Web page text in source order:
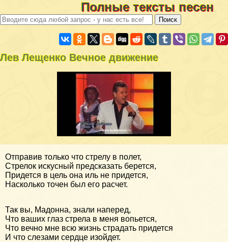
Полные тексты песен
Лев Лещенко Вечное движение
Отправив только что стрелу в полет,
Стрелок искусный предсказать берется,
Придется в цель она иль не придется,
Насколько точен был его расчет.
Так вы, Мадонна, знали наперед,
Что ваших глаз стрела в меня вопьется,
Что вечно мне всю жизнь страдать придется
И что слезами сердце изойдет.